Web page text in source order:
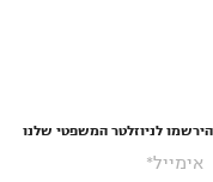
הירשמו לניוזלטר המשפטי שלנו
אימייל*